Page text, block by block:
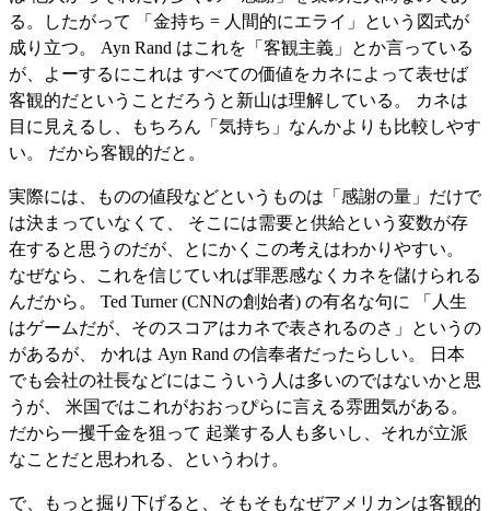
る。したがって 「金持ち = 人間的にエライ」という図式が
成り立つ。 Ayn Rand はこれを「客観主義」とか言っている
が、よーするにこれは すべての価値をカネによって表せば
客観的だということだろうと新山は理解している。 カネは
目に見えるし、もちろん「気持ち」なんかよりも比較しやす
い。 だから客観的だと。
実際には、ものの値段などというものは「感謝の量」だけで
は決まっていなくて、 そこには需要と供給という変数が存
在すると思うのだが、とにかくこの考えはわかりやすい。
なぜなら、これを信じていれば罪悪感なくカネを儲けられる
んだから。 Ted Turner (CNNの創始者) の有名な句に 「人生
はゲームだが、そのスコアはカネで表されるのさ」というの
があるが、 かれは Ayn Rand の信奉者だったらしい。 日本
でも会社の社長などにはこういう人は多いのではないかと思
うが、 米国ではこれがおおっぴらに言える雰囲気がある。
だから一攫千金を狙って 起業する人も多いし、それが立派
なことだと思われる、というわけ。
で、もっと掘り下げると、そもそもなぜアメリカンは客観的